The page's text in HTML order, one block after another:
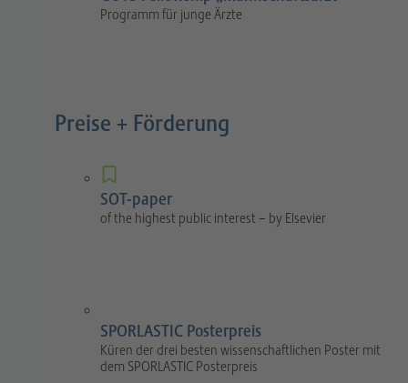
Programm für junge Ärzte
Preise + Förderung
SOT-paper
of the highest public interest – by Elsevier
SPORLASTIC Posterpreis
Küren der drei besten wissenschaftlichen Poster mit
dem SPORLASTIC Posterpreis